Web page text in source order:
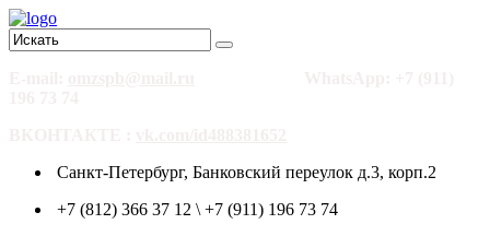
Санкт-Петербург, Банковский переулок д.3, корп.2
+7 (812) 366 37 12 \ +7 (911) 196 73 74